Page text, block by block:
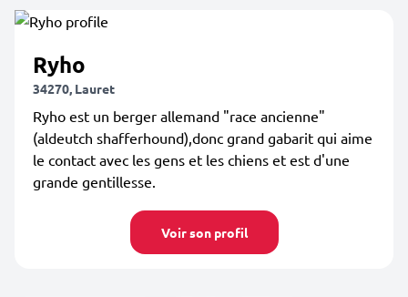
Ryho
34270, Lauret
Ryho est un berger allemand "race ancienne"
(aldeutch shafferhound),donc grand gabarit qui aime
le contact avec les gens et les chiens et est d'une
grande gentillesse.
Voir son profil